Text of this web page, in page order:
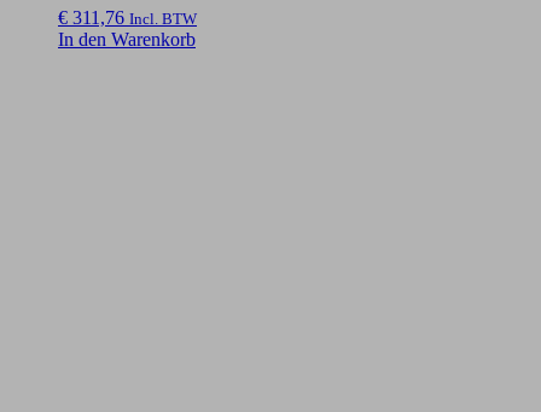
€ 311,76 Incl. BTW
In den Warenkorb